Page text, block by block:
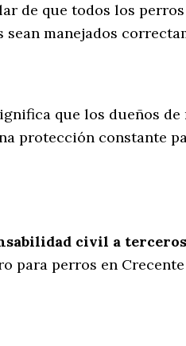
de que todos los
manejados
que los dueños de
protección constante
civil a terceros
para perros en